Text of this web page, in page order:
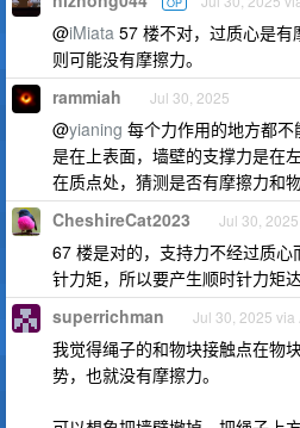
OP
@iMiata 57 楼不对，过质心是
则可能没有摩擦力。
rammiah Jul 30, 2025
@yianing 每个力作用的地方都
是在上表面，墙壁的支撑力是在
在质点处，猜测是否有摩擦力和
CheshireCat2023 Jul 30, 2025
67 楼是对的，支持力不经过质
针力矩，所以要产生顺时针力矩
superrichman Jul 30, 2025 via
我觉得绳子的和物块接触点在物
势，也就没有摩擦力。